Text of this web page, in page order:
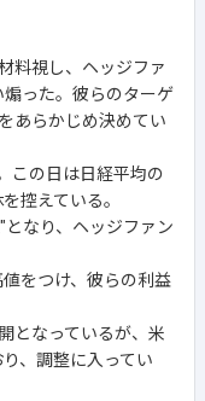
料視し、ヘッジファ
った。彼らのターゲ
あらかじめ決めてい
この日は日経平均の
控えている。
なり、ヘッジファン
をつけ、彼らの利益
となっているが、米
、調整に入ってい